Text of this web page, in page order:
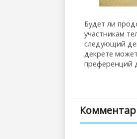
Будет ли
участникам
следующий
декрете
преференций